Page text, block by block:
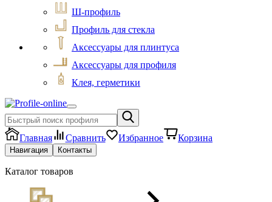
Ш-профиль
Профиль для стекла
Аксессуары для плинтуса
Аксессуары для профиля
Клея, герметики
Главная Сравнить Избранное Корзина
Навигация Контакты
Каталог товаров